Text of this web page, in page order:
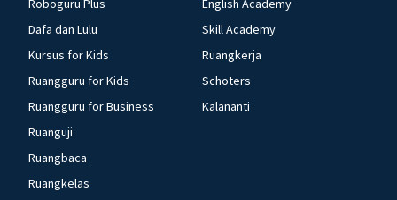
Roboguru Plus
Dafa dan Lulu
Kursus for Kids
Ruangguru for Kids
Ruangguru for Business
Ruanguji
Ruangbaca
Ruangkelas
English Academy
Skill Academy
Ruangkerja
Schoters
Kalananti